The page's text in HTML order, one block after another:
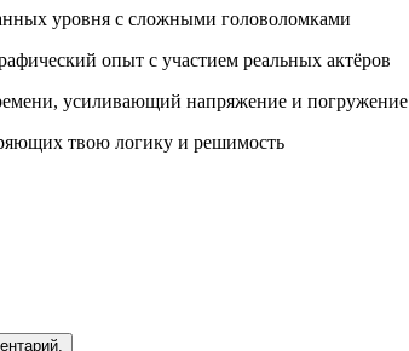
уровня с сложными головоломками
опыт с участием реальных актёров
усиливающий напряжение и погружение
твою логику и решимость